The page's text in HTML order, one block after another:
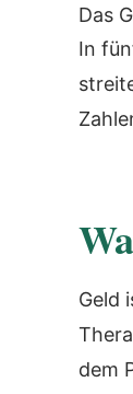
Das
In
Geld
dem